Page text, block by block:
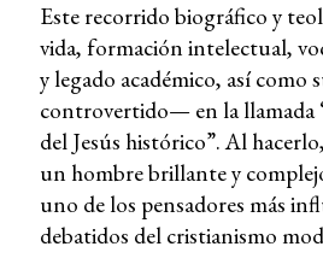
Este recorrido biográfico y
vida, formación intelectual,
y legado académico, así
controvertido— en la llamada
del Jesús histórico”. Al
un hombre brillante y
uno de los pensadores más
debatidos del cristianismo